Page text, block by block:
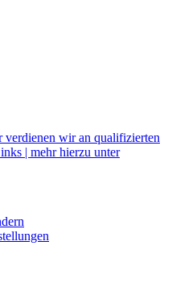
wir an qualifizierten
| mehr hierzu unter